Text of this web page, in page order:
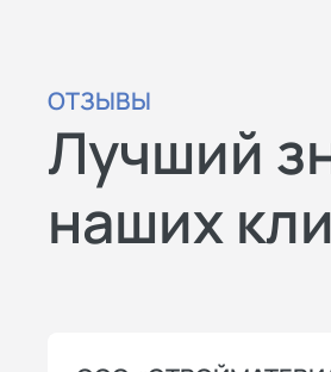
ОТЗЫВЫ
Лучший
наших